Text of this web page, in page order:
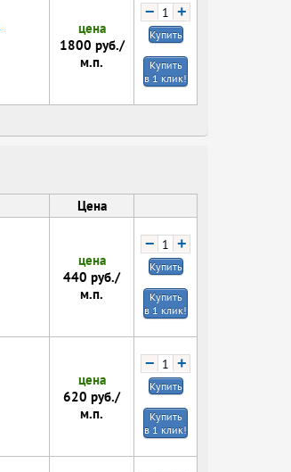
цена
1800 руб./
м.п.
− +
Купить
Купить
в 1 клик!
Цена
цена
440 руб./
м.п.
− +
Купить
Купить
в 1 клик!
цена
620 руб./
м.п.
− +
Купить
Купить
в 1 клик!